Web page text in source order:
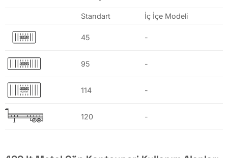
Standart İç İçe Modeli
45 -
95 -
114 -
120 -